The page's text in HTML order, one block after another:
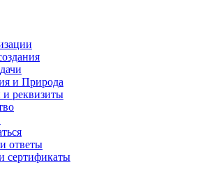
и Природа
и реквизиты
ответы
сертификаты